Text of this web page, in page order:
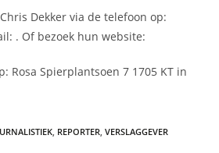
Dekker via de telefoon op:
. Of bezoek hun website:
Rosa Spierplantsoen 7 1705 KT in
REPORTER VERSLAGGEVER